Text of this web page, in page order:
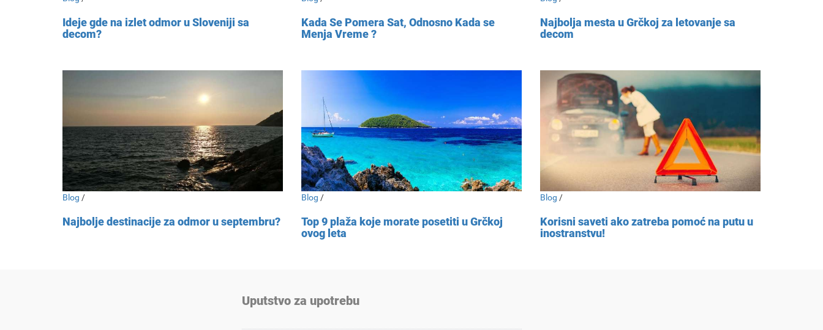
Ideje gde na izlet odmor u Sloveniji sa
decom?
Kada Se Pomera Sat, Odnosno Kada se
Menja Vreme ?
Najbolja mesta u Grčkoj za letovanje sa
decom
Blog /
Najbolje destinacije za odmor u septembru?
Blog /
Top 9 plaža koje morate posetiti u Grčkoj
ovog leta
Blog /
Korisni saveti ako zatreba pomoć na putu u
inostranstvu!
Uputstvo za upotrebu